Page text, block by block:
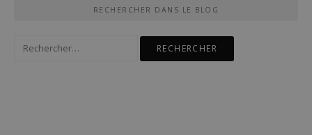
RECHERCHER DANS LE BLOG
Rechercher :